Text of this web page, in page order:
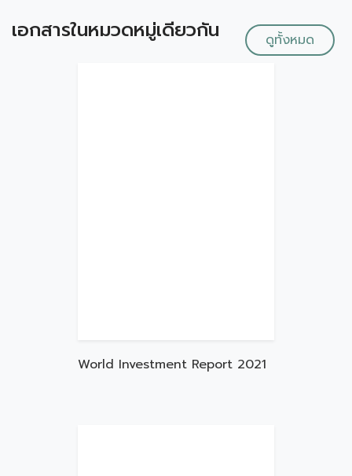
เอกสารในหมวดหมู่เดียวกัน ดูทั้งหมด
World Investment Report 2021